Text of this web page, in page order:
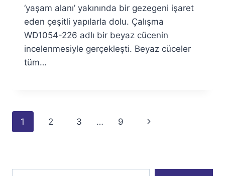
‘yaşam alanı’ yakınında bir gezegeni işaret
eden çeşitli yapılarla dolu. Çalışma
WD1054-226 adlı bir beyaz cücenin
incelenmesiyle gerçekleşti. Beyaz cüceler
tüm…
Page
1 2 3 … 9
Next
E-postanızı yazın…